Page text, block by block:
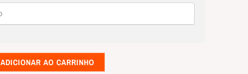
ADICIONAR AO CARRINHO